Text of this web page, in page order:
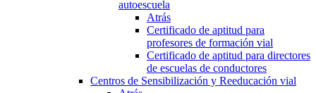
autoescuela
Atrás
Certificado de aptitud para
profesores de formación vial
Certificado de aptitud para directores
de escuelas de conductores
Centros de Sensibilización y Reeducación vial